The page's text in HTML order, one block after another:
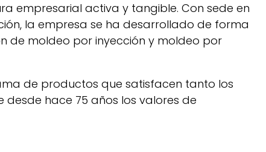
empresarial activa y tangible. Con sede en
la empresa se ha desarrollado de forma
de moldeo por inyección y moldeo por
de productos que satisfacen tanto los
desde hace 75 años los valores de